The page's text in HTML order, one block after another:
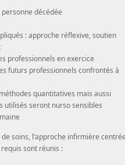
décédée
: approche réflexive, soutien
professionnels en exercice
futurs professionnels confrontés à
quantitatives mais aussi
utilisés seront nurso sensibles
soins, l’approche infirmière
sont réunis :